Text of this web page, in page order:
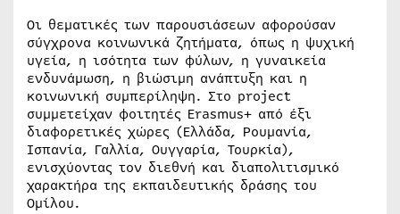
Οι θεματικές των παρουσιάσεων αφορούσαν
σύγχρονα κοινωνικά ζητήματα, όπως η ψυχική
υγεία, η ισότητα των φύλων, η γυναικεία
ενδυνάμωση, η βιώσιμη ανάπτυξη και η
κοινωνική συμπερίληψη. Στο project
συμμετείχαν φοιτητές Erasmus+ από έξι
διαφορετικές χώρες (Ελλάδα, Ρουμανία,
Ισπανία, Γαλλία, Ουγγαρία, Τουρκία),
ενισχύοντας τον διεθνή και διαπολιτισμικό
χαρακτήρα της εκπαιδευτικής δράσης του
Ομίλου.